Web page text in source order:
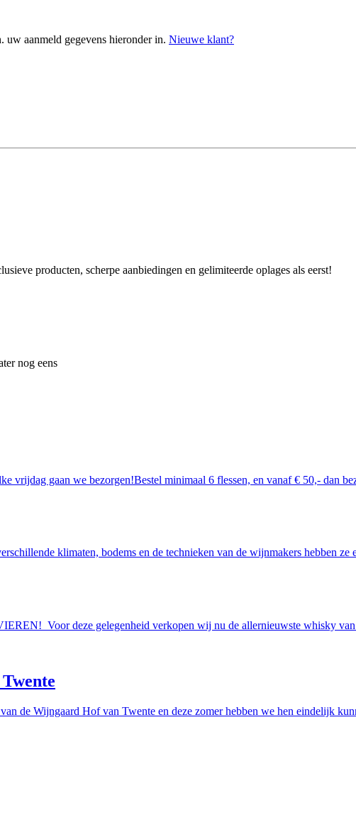
uw aanmeld gegevens hieronder in. Nieuwe klant?
producten, scherpe aanbiedingen en gelimiteerde oplages als eerst!
nog eens
vrijdag gaan we bezorgen!Bestel minimaal 6 flessen, en vanaf € 50,- dan
klimaten, bodems en de technieken van de wijnmakers hebben
Voor deze gelegenheid verkopen wij nu de allernieuwste whisky
de Wijngaard Hof van Twente en deze zomer hebben we hen eindelijk